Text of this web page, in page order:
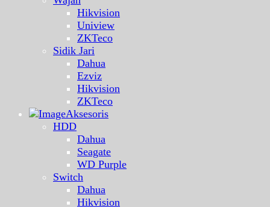
Hikvision
Uniview
ZKTeco
Sidik Jari
Dahua
Ezviz
Hikvision
ZKTeco
Aksesoris
HDD
Dahua
Seagate
WD Purple
Switch
Dahua
Hikvision